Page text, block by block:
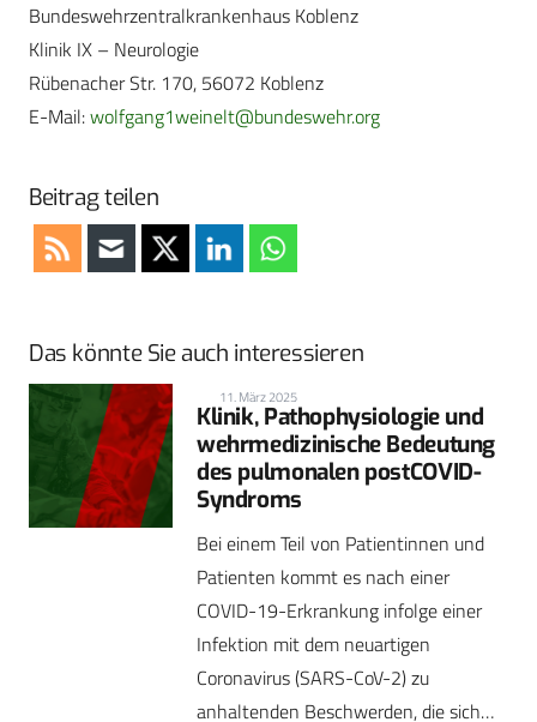
Bundeswehrzentralkrankenhaus Koblenz
Klinik IX – Neurologie
Rübenacher Str. 170, 56072 Koblenz
E-Mail:wolfgang1weinelt@bundeswehr.org
Beitrag teilen
Das könnte Sie auch interessieren
11. März 2025
Klinik, Pathophysiologie und
wehrmedizinische Bedeutung
des pulmonalen postCOVID-
Syndroms
Bei einem Teil von Patientinnen und
Patienten kommt es nach einer
COVID-19-Erkrankung infolge einer
Infektion mit dem neuartigen
Coronavirus (SARS-CoV-2) zu
anhaltenden Beschwerden, die sich…